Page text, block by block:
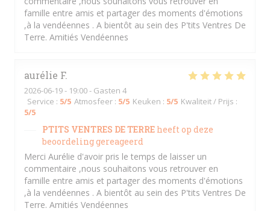
famille entre amis et partager des moments d'émotions
,à la vendéennes . A bientôt au sein des P'tits Ventres De
Terre. Amitiés Vendéennes
aurélie F
2026-06-19- 19:00 - Gasten 4
Service : 5/5 Atmosfeer : 5/5 Keuken : 5/5 Kwaliteit / Prijs :
5/5
PTITS VENTRES DE TERRE heeft op deze
beoordeling gereageerd
Merci Aurélie d'avoir pris le temps de laisser un
commentaire ,nous souhaitons vous retrouver en
famille entre amis et partager des moments d'émotions
,à la vendéennes . A bientôt au sein des P'tits Ventres De
Terre. Amitiés Vendéennes